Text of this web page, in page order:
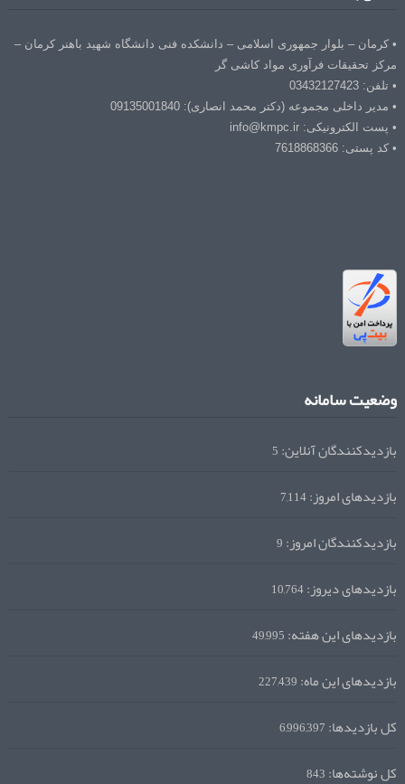
• کرمان – بلوار جمهوری اسلامی – دانشکده فنی دانشگاه شهید باهنر کرمان –
مرکز تحقیقات فرآوری مواد کاشی گر
• تلفن: 03432127423
• مدیر داخلی مجموعه (دکتر محمد انصاری): 09135001840
• پست الکترونیکی: info@kmpc.ir
• کد پستی: 7618868366
وضعیت سامانه
بازدیدکنندگان آنلاین:5
بازدیدهای امروز:7,114
بازدیدکنندگان امروز:9
بازدیدهای دیروز:10,764
بازدیدهای این هفته:49,995
بازدیدهای این ماه:227,439
کل بازدیدها:6,996,397
کل نوشته‌ها:843